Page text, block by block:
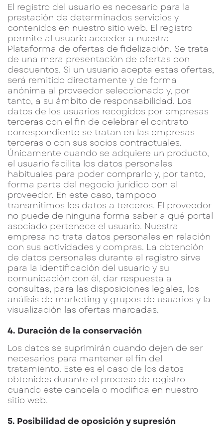
El registro del usuario es necesario para la
prestación de determinados servicios y
contenidos en nuestro sitio web. El registro
permite al usuario acceder a nuestra
Plataforma de ofertas de fidelización. Se trata
de una mera presentación de ofertas con
descuentos. Si un usuario acepta estas ofertas,
será remitido directamente y de forma
anónima al proveedor seleccionado y, por
tanto, a su ámbito de responsabilidad. Los
datos de los usuarios recogidos por empresas
terceras con el fin de celebrar el contrato
correspondiente se tratan en las empresas
terceras o con sus socios contractuales.
Únicamente cuando se adquiere un producto,
el usuario facilita los datos personales
habituales para poder comprarlo y, por tanto,
forma parte del negocio jurídico con el
proveedor. En este caso, tampoco
transmitimos los datos a terceros. El proveedor
no puede de ninguna forma saber a qué portal
asociado pertenece el usuario. Nuestra
empresa no trata datos personales en relación
con sus actividades y compras. La obtención
de datos personales durante el registro sirve
para la identificación del usuario y su
comunicación con él, dar respuesta a
consultas, para las disposiciones legales, los
análisis de marketing y grupos de usuarios y la
visualización las ofertas marcadas.
4. Duración de la conservación
Los datos se suprimirán cuando dejen de ser
necesarios para mantener el fin del
tratamiento. Este es el caso de los datos
obtenidos durante el proceso de registro
cuando este cancela o modifica en nuestro
sitio web.
5. Posibilidad de oposición y supresión